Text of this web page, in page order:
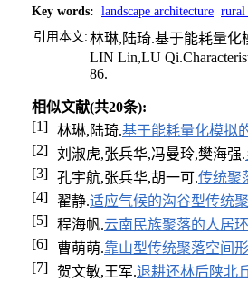
Key words: landscape architecture rural
引用本文: 林琳,陆琦.基于能耗量化
LIN Lin,LU
86.
相似文献(共20条):
[1] 林琳,陆琦.基于能耗量化模拟
[2] 刘淑虎,张兵华,冯曼玲,樊海强.
[3] 孔宇航,张兵华,胡一可.传统聚
[4]
翟静.适应气候的沟谷型传统
[5] 程海帆.云南民族聚落的人居
[6]
曹萌萌.靠山型传统聚落空间
[7] 贺文敏,王军.退耕还林后陕北